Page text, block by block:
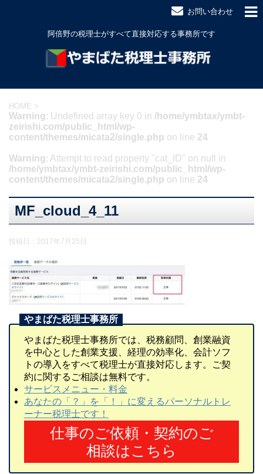
お問い合わせ
阿倍野の税理士がすべて直接対応する事務所です
HOME >
Warning: Undefined array key 0 in /home/ymbtax/ymbt-
zeirishi.com/public_html/wp-
content/themes/micata2/single.php on line 24
Warning: Attempt to read property "cat_ID" on null in
/home/ymbtax/ymbt-zeirishi.com/public_html/wp-
content/themes/micata2/single.php on line 24
MF_cloud_4_11
投稿日： 2017年7月25日
やまばた税理士事務所では、税務顧問、創業融資
を中心とした創業支援、経理の効率化、会計ソフ
トの導入をすべて税理士が直接対応します。ご契
約に関するご相談は無料です。
サービスメニュー・料金
あなたの「？」を「！」に変えるパーソナルトレ
ーナー税理士です！
仕事のご依頼・契約のご
相談はこちら